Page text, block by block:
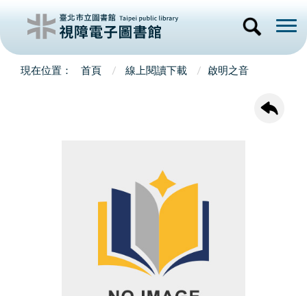
首頁 線上閱讀下載 啟明之音